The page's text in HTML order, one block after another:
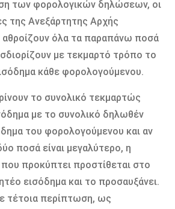
των φορολογικών δηλώσεων, οι
της Ανεξάρτητης Αρχής
όλα τα παραπάνω ποσά
με τεκμαρτό τρόπο το
κάθε φορολογούμενου.
το συνολικό τεκμαρτώς
με το συνολικό δηλωθέν
του φορολογούμενου και αν
ποσά είναι μεγαλύτερο, η
προκύπτει προστίθεται στο
εισόδημα και το προσαυξάνει.
τέτοια περίπτωση, ως